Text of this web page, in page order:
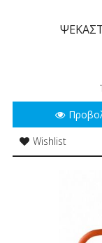
Wishlist